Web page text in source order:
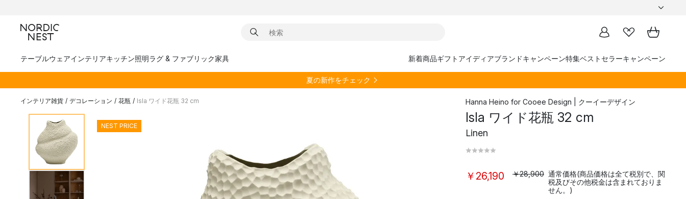
テーブルウェアインテリアキッチン照明ラグ & ファブリック家具 新着商品ギフトアイディアブランドキャンペーン特集ベストセラーキャンペーン
夏の新作をチェック
インテリア雑貨 / デコレーション / 花瓶 / Isla ワイド花瓶 32 cm
NEST PRICE
Hanna Heino for Cooee Design | クーイーデザイン
Isla ワイド花瓶 32 cm
Linen
￥26,190 ￥28,900 通常価格(商品価格は全て税別で、関
税及びその他税金は含まれておりま
せん。)